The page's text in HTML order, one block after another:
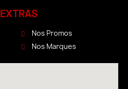
EXTRAS
Nos Promos
Nos Marques